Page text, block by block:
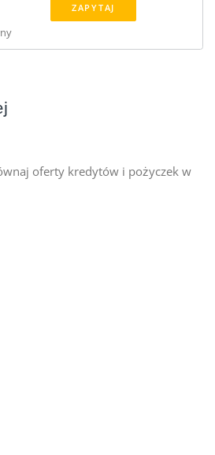
ZAPYTAJ
oferty kredytów i pożyczek w